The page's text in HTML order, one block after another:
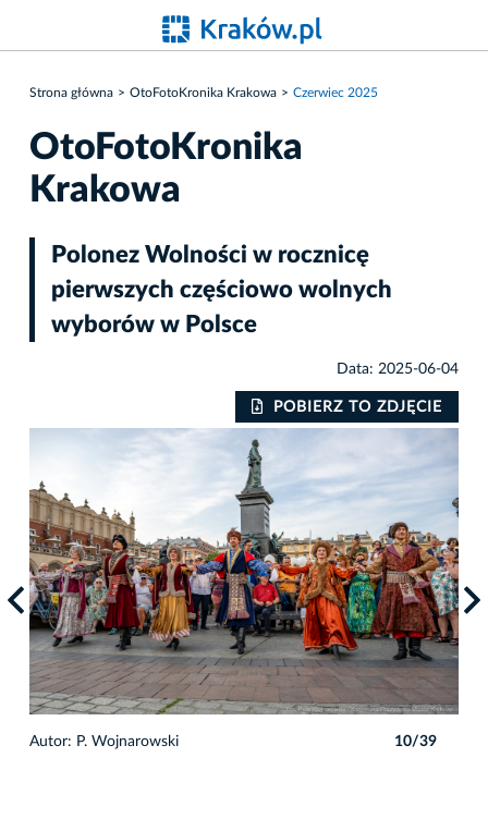
Strona główna OtoFotoKronika Krakowa Czerwiec 2025
OtoFotoKronika
Krakowa
Polonez Wolności w rocznicę
pierwszych częściowo wolnych
wyborów w Polsce
Data: 2025-06-04
POBIERZ TO ZDJĘCIE
Autor: P. Wojnarowski 10/39